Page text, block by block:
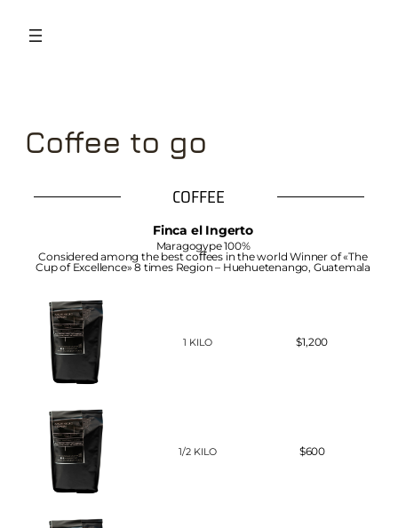
Coffee to go
COFFEE
Finca el Ingerto
Maragogype 100%
Considered among the best coﬀees in the world Winner of «The
Cup of Excellence» 8 times Region – Huehuetenango, Guatemala
1 KILO $1,200
1/2 KILO $600